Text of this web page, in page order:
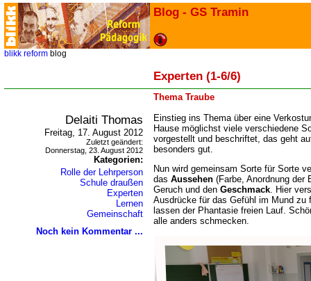
Blog - GS Tramin
blikk reform blog
Experten (1-6/6)
Thema Traube
Delaiti Thomas
Freitag, 17. August 2012
Zuletzt geändert:
Donnerstag, 23. August 2012
Kategorien:
Rolle der Lehrperson
Schule draußen
Experten
Lernen
Gemeinschaft
Noch kein Kommentar ...
Einstieg ins Thema über eine
Hause möglichst viele verschiedene
vorgestellt und beschriftet, das geht
besonders gut.
Nun wird gemeinsam Sorte für Sorte
das Aussehen (Farbe, Anordnung der
Geruch und den Geschmack. Hier
Ausdrücke für das Gefühl im Mund zu
lassen der Phantasie freien Lauf.
alle anders schmecken.